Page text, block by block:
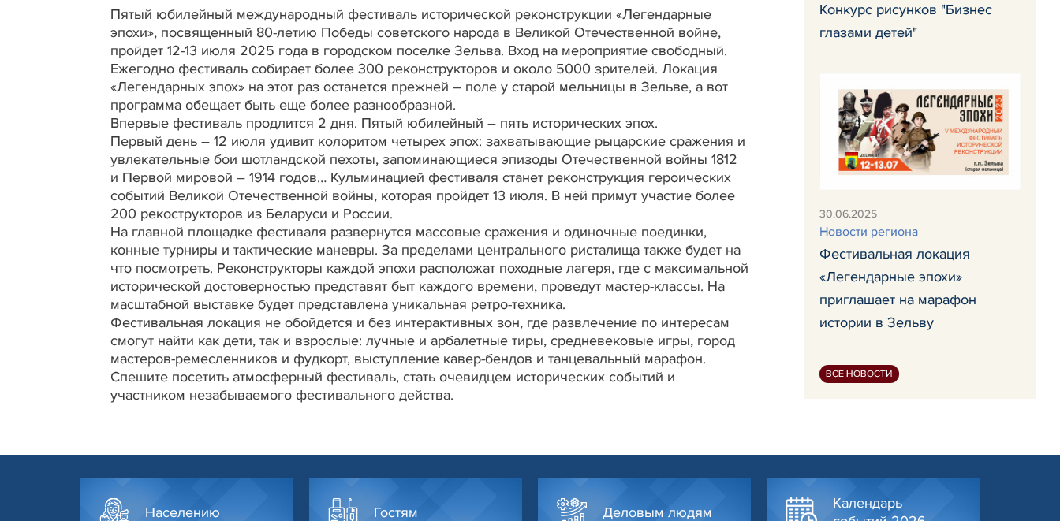
Пятый юбилейный международный фестиваль исторической реконструкции «Легендарные
эпохи», посвященный 80-летию Победы советского народа в Великой Отечественной войне,
пройдет 12-13 июля 2025 года в городском поселке Зельва. Вход на мероприятие свободный.
Ежегодно фестиваль собирает более 300 реконструкторов и около 5000 зрителей. Локация
«Легендарных эпох» на этот раз останется прежней – поле у старой мельницы в Зельве, а вот
программа обещает быть еще более разнообразной.
Впервые фестиваль продлится 2 дня. Пятый юбилейный – пять исторических эпох.
Первый день – 12 июля удивит колоритом четырех эпох: захватывающие рыцарские сражения и
увлекательные бои шотландской пехоты, запоминающиеся эпизоды Отечественной войны 1812
и Первой мировой – 1914 годов… Кульминацией фестиваля станет реконструкция героических
событий Великой Отечественной войны, которая пройдет 13 июля. В ней примут участие более
200 рекострукторов из Беларуси и России.
На главной площадке фестиваля развернутся массовые сражения и одиночные поединки,
конные турниры и тактические маневры. За пределами центрального ристалища также будет на
что посмотреть. Реконструкторы каждой эпохи расположат походные лагеря, где с максимальной
исторической достоверностью представят быт каждого времени, проведут мастер-классы. На
масштабной выставке будет представлена уникальная ретро-техника.
Фестивальная локация не обойдется и без интерактивных зон, где развлечение по интересам
смогут найти как дети, так и взрослые: лучные и арбалетные тиры, средневековые игры, город
мастеров-ремесленников и фудкорт, выступление кавер-бендов и танцевальный марафон.
Спешите посетить атмосферный фестиваль, стать очевидцем исторических событий и
участником незабываемого фестивального действа.
Конкурс рисунков "Бизнес
глазами детей"
30.06.2025
Новости региона
Фестивальная локация
«Легендарные эпохи»
приглашает на марафон
истории в Зельву
ВСЕ НОВОСТИ
Населению Гостям Деловым людям
Календарь